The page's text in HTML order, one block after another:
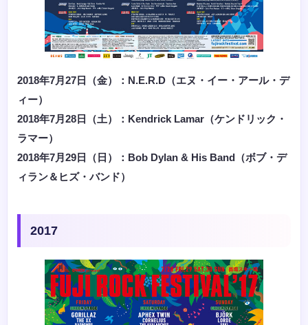
2018年7月27日（金）：N.E.R.D（エヌ・イー・アール・デ
ィー）
2018年7月28日（土）：Kendrick Lamar（ケンドリック・
ラマー）
2018年7月29日（日）：Bob Dylan & His Band（ボブ・デ
ィラン＆ヒズ・バンド）
2017